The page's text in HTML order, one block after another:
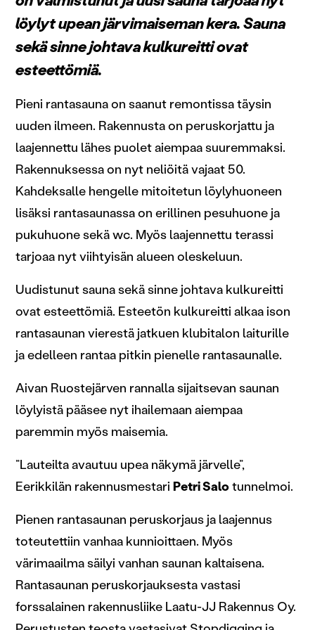
löylyt upean järvimaiseman kera. Sauna
sekä sinne johtava kulkureitti ovat
esteettömiä.
Pieni rantasauna on saanut remontissa täysin
uuden ilmeen. Rakennusta on peruskorjattu ja
laajennettu lähes puolet aiempaa suuremmaksi.
Rakennuksessa on nyt neliöitä vajaat 50.
Kahdeksalle hengelle mitoitetun löylyhuoneen
lisäksi rantasaunassa on erillinen pesuhuone ja
pukuhuone sekä wc. Myös laajennettu terassi
tarjoaa nyt viihtyisän alueen oleskeluun.
Uudistunut sauna sekä sinne johtava kulkureitti
ovat esteettömiä. Esteetön kulkureitti alkaa ison
rantasaunan vierestä jatkuen klubitalon laiturille
ja edelleen rantaa pitkin pienelle rantasaunalle.
Aivan Ruostejärven rannalla sijaitsevan saunan
löylyistä pääsee nyt ihailemaan aiempaa
paremmin myös maisemia.
”Lauteilta avautuu upea näkymä järvelle”,
Eerikkilän rakennusmestari Petri Salotunnelmoi.
Pienen rantasaunan peruskorjaus ja laajennus
toteutettiin vanhaa kunnioittaen. Myös
värimaailma säilyi vanhan saunan kaltaisena.
Rantasaunan peruskorjauksesta vastasi
forssalainen rakennusliike Laatu-JJ Rakennus Oy.